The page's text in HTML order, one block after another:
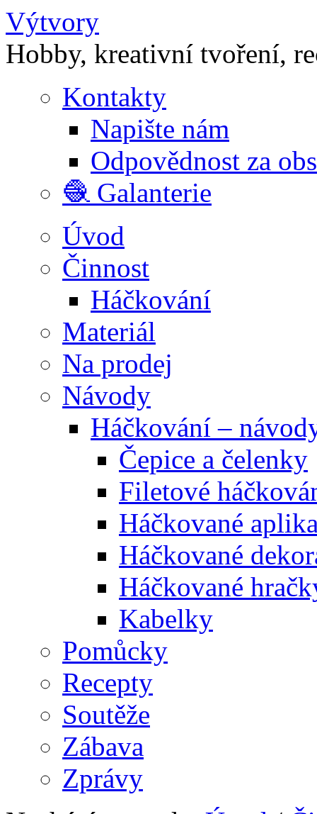
Výtvory
Hobby, kreativní tvoření,
Kontakty
Napište nám
Odpovědnost za
🧶 Galanterie
Úvod
Činnost
Háčkování
Materiál
Na prodej
Návody
Háčkování –
Čepice a čelenky
Filetové
Háčkované
Háčkované
Háčkované
Kabelky
Pomůcky
Recepty
Soutěže
Zábava
Zprávy